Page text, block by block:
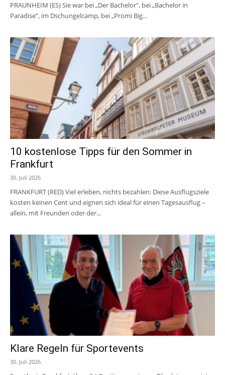
PRAUNHEIM (ES) Sie war bei „Der Bachelor", bei „Bachelor in
Paradise“, im Dschungelcamp, bei „Promi Big...
10 kostenlose Tipps für den Sommer in
Frankfurt
30. Juli 2026
FRANKFURT (RED) Viel erleben, nichts bezahlen: Diese Ausflugsziele
kosten keinen Cent und eignen sich ideal für einen Tagesausflug –
allein, mit Freunden oder der...
Klare Regeln für Sportevents
30. Juli 2026